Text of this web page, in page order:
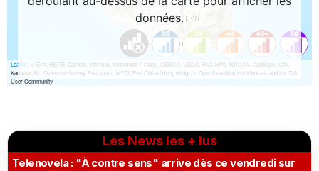
Les News les + lus
Telenovela : "À contre sens" arrive dès ce vendredi sur